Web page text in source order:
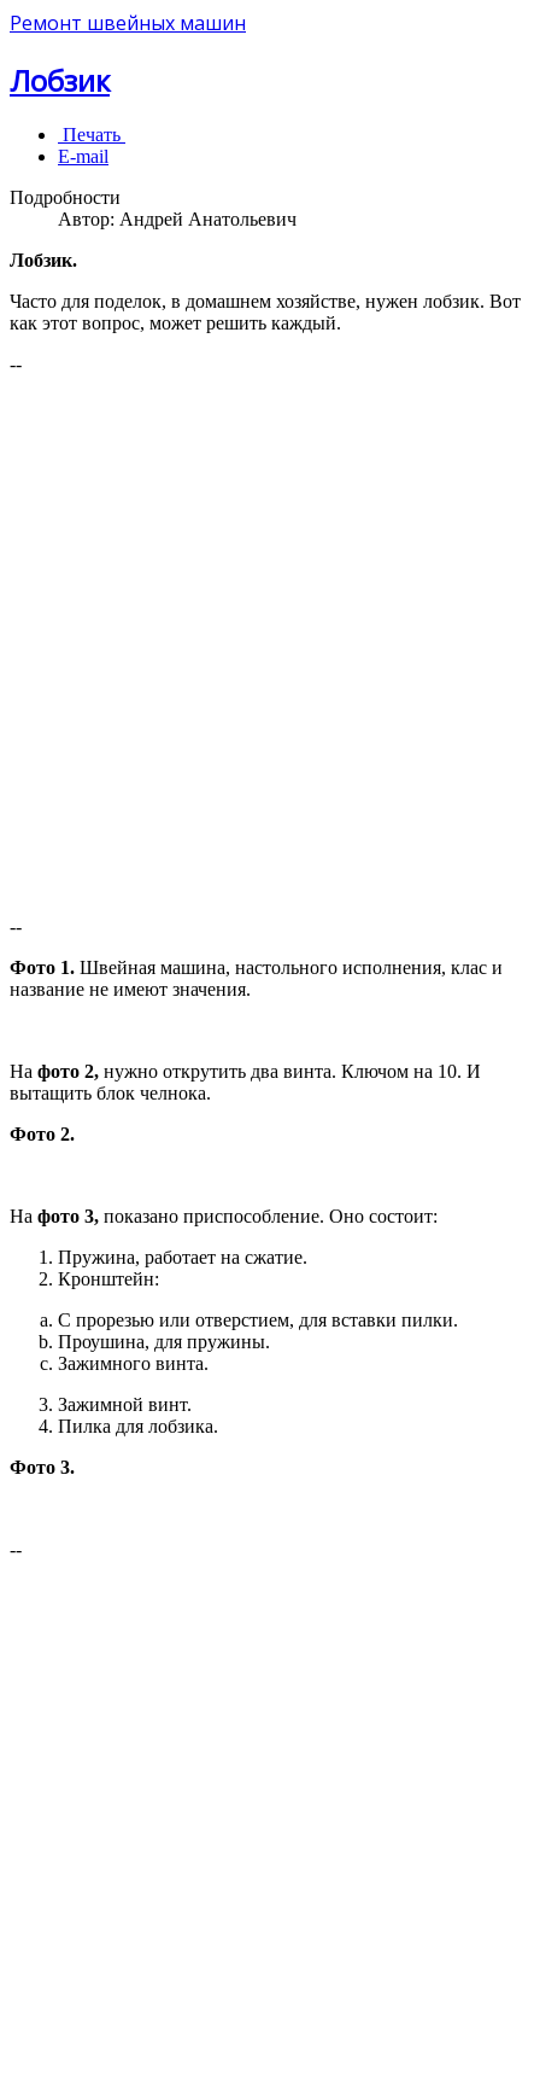
Ремонт швейных машин
Лобзик
Печать
E-mail
Подробности
Автор: Андрей Анатольевич
Лобзик.
Часто для поделок, в домашнем хозяйстве, нужен лобзик. Вот
как этот вопрос, может решить каждый.
--
--
Фото 1. Швейная машина, настольного исполнения, клас и
название не имеют значения.
На фото 2, нужно открутить два винта. Ключом на 10. И
вытащить блок челнока.
Фото 2.
На фото 3, показано приспособление. Оно состоит:
Пружина, работает на сжатие.
Кронштейн:
С прорезью или отверстием, для вставки пилки.
Проушина, для пружины.
Зажимного винта.
Зажимной винт.
Пилка для лобзика.
Фото 3.
--